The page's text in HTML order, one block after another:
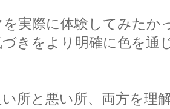
実際に体験してみたか
づきをより明確に色を通
所と悪い所、両方を理